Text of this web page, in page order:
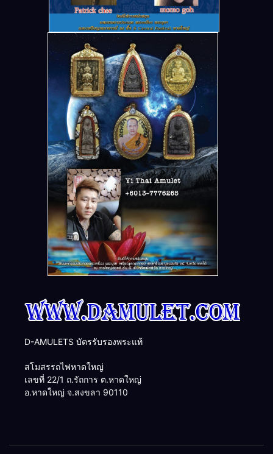
D-AMULETS บัตรรับรองพระแท้
สโมสรรถไฟหาดใหญ่
เลขที่ 22/1 ถ.รัถการ ต.หาดใหญ่
อ.หาดใหญ่ จ.สงขลา 90110